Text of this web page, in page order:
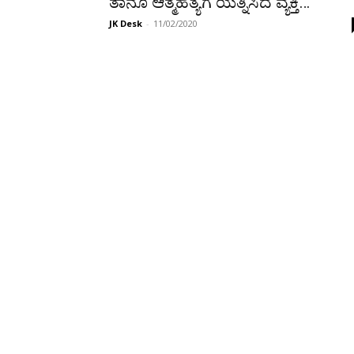
JK Desk - 11/02/2020